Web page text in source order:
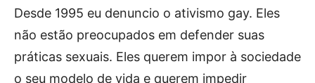
Desde 1995 eu denuncio o ativismo gay. Eles
não estão preocupados em defender suas
práticas sexuais. Eles querem impor à sociedade
o seu modelo de vida e querem impedir